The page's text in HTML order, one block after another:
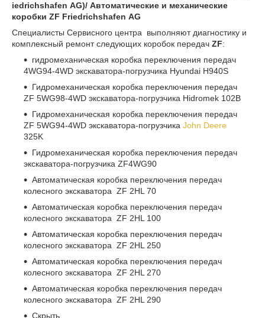
iedrichshafen AG)/ Автоматические и механические
коробки ZF Friedrichshafen AG
Специалисты Сервисного центра выполняют диагностику и
комплексный ремонт следующих коробок передач ZF:
гидромеханическая коробка переключения передач
4WG94-4WD экскаватора-погрузчика Hyundai H940S
Гидромеханическая коробка переключения передач
ZF 5WG98-4WD экскаватора-погрузчика Hidromek 102B
Гидромеханическая коробка переключения передач
ZF 5WG94-4WD экскаватора-погрузчика John Deere
325K
Гидромеханическая коробка переключения передач
экскаватора-погрузчика ZF4WG90
Автоматическая коробка переключения передач
колесного экскаватора ZF 2HL 70
Автоматическая коробка переключения передач
колесного экскаватора ZF 2HL 100
Автоматическая коробка переключения передач
колесного экскаватора ZF 2HL 250
Автоматическая коробка переключения передач
колесного экскаватора ZF 2HL 270
Автоматическая коробка переключения передач
колесного экскаватора ZF 2HL 290
Скрыть